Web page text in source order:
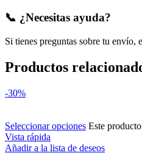
📞 ¿Necesitas ayuda?
Si tienes preguntas sobre tu envío,
Productos
-30%
Seleccionar opciones Este
Vista rápida
Añadir a la lista de deseos